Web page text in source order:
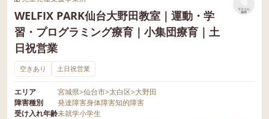
WELFIX PARK仙台大野田教室｜運動・学
習・プログラミング療育｜小集団療育｜土
日祝営業
リストに
保存
空きあり 土日祝営業
エリア 宮城県>仙台市>太白区>大野田
障害種別
発達障害身体障害知的障害
受け入れ年齢未就学小学生